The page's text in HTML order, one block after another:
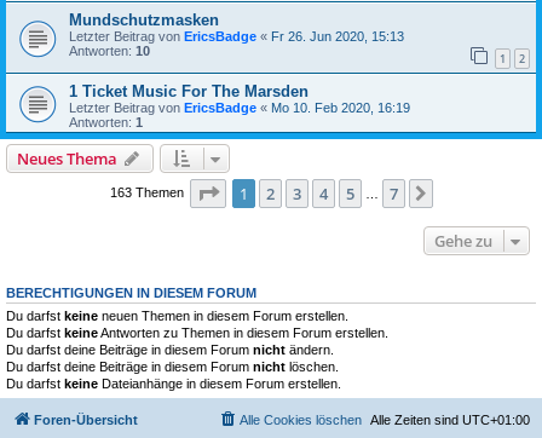
Mundschutzmasken
Letzter Beitrag von EricsBadge « Fr 26. Jun 2020, 15:13
Antworten: 10 1 2
1 Ticket Music For The Marsden
Letzter Beitrag von EricsBadge « Mo 10. Feb 2020, 16:19
Antworten: 1
Neues Thema
163 Themen Seite 1von
1 2 3 4 5 7
Gehe zu
BERECHTIGUNGEN IN DIESEM FORUM
Du darfst keine neuen Themen in diesem Forum erstellen.
Du darfst keineAntworten zu Themen in diesem Forum erstellen.
Du darfst deine Beiträge in diesem Forum nicht ändern.
Du darfst deine Beiträge in diesem Forum nicht löschen.
Du darfst keine Dateianhänge in diesem Forum erstellen.
Foren-Übersicht Alle Zeiten sind UTC+01:00
Alle Cookies löschen